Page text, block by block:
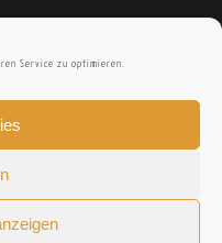
Service zu optimieren.